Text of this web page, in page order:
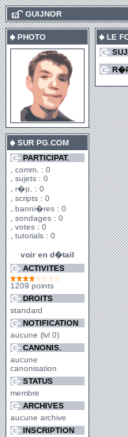
GUIJNOR
PHOTO
SUR PG.COM
PARTICIPAT.
comm. : 0
sujets : 0
r�p. : 0
scripts : 0
banni�res : 0
sondages : 0
votes : 0
tutorials : 0
voir en d�tail
ACTIVITES
1209 points
DROITS
standard
NOTIFICATION
aucune (lvl 0)
CANONIS.
aucune
canonisation
STATUS
membre
ARCHIVES
aucune archive
INSCRIPTION
LE